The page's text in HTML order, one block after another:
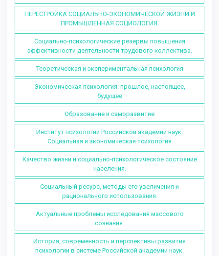
ПЕРЕСТРОЙКА СОЦИАЛЬНО-ЭКОНОМИЧЕСКОЙ ЖИЗНИ И
ПРОМЫШЛЕННАЯ СОЦИОЛОГИЯ.
Социально-психологические резервы повышения
эффективности деятельности трудового коллектива.
Теоретическая и экспериментальная психология
Экономическая психология: прошлое, настоящее,
будущее
Образование и саморазвитие
Институт психологии Российской академии наук.
Социальная и экономическая психология
Качество жизни и социально-психологическое состояние
населения.
Социальный ресурс, методы его увеличения и
рационального использования.
Актуальные проблемы исследования массового
сознания.
История, современность и перспективы развития
психологии в системе Российской академии наук.